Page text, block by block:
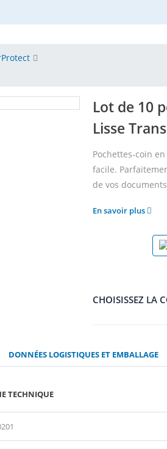
Lot de 10
Lisse
Pochettes-coin
facile.
de vos
En savoir plus
CHOISISSEZ LA
DONNÉES LOGISTIQUES ET EMBALLAGE
TECHNIQUE